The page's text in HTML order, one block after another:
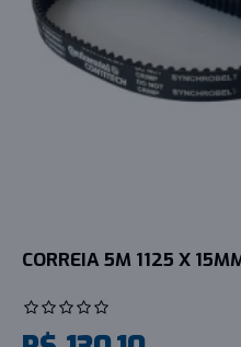
CORREIA 5M 1125 X